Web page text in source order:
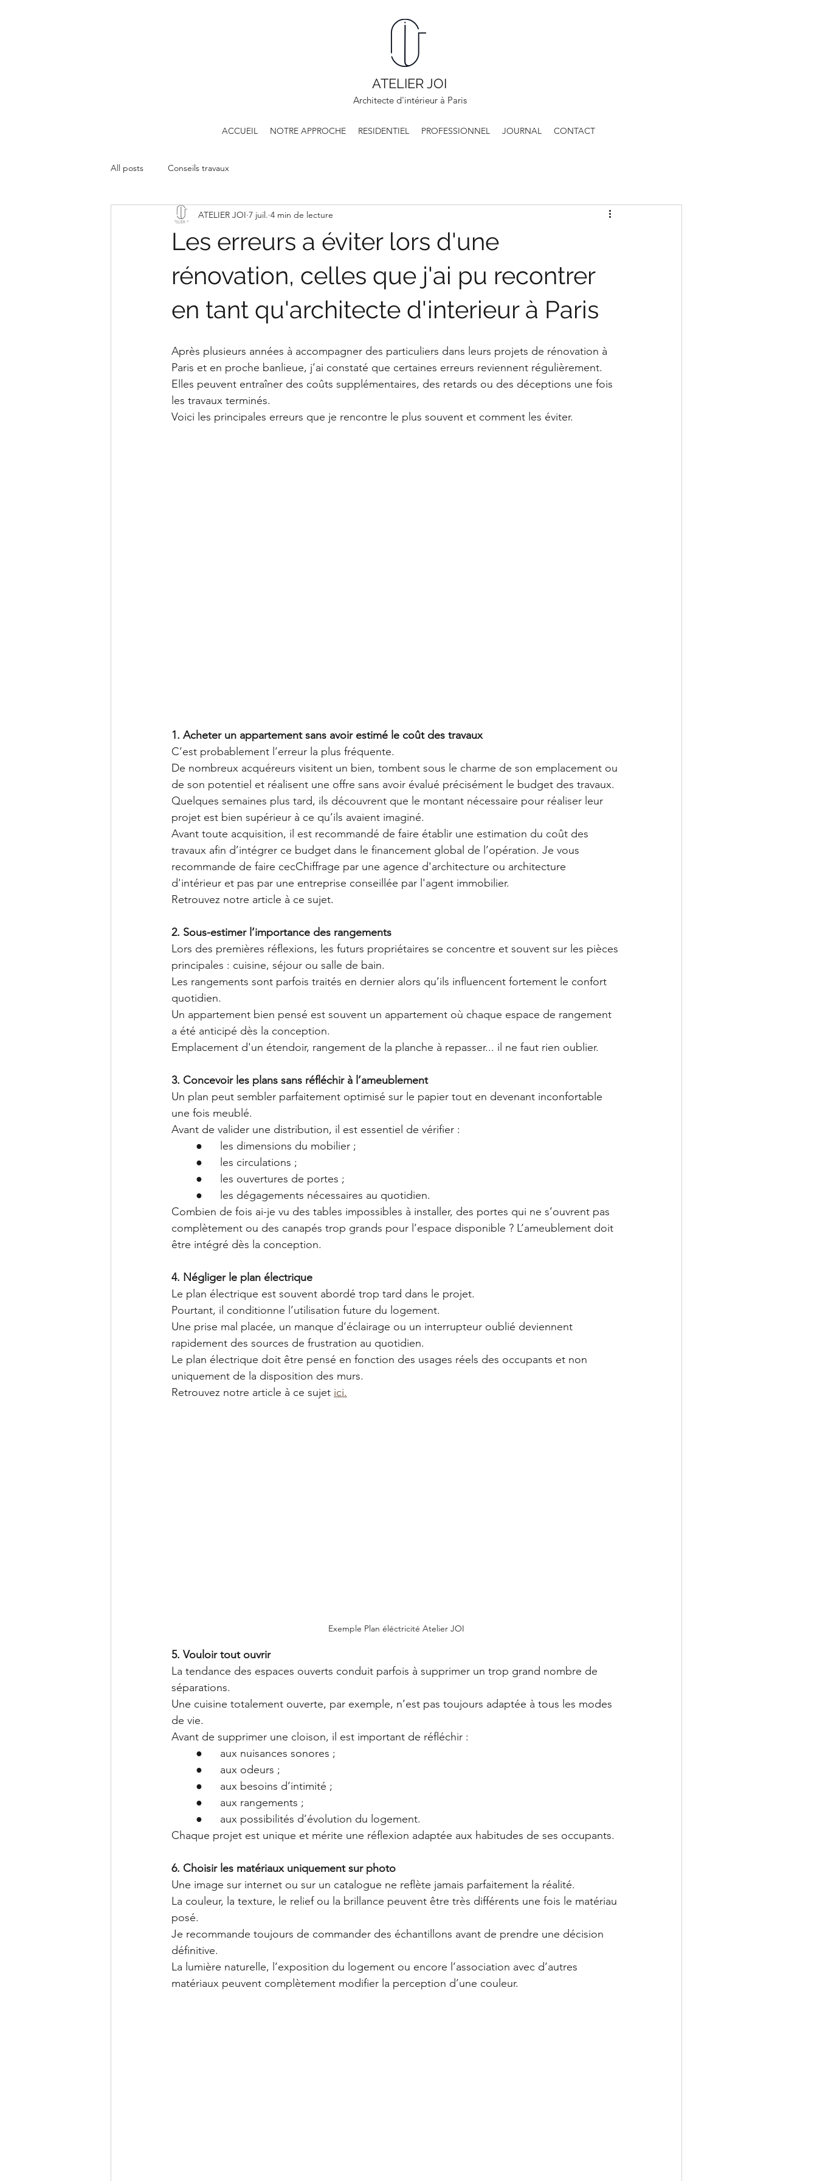
ATELIER JOI
Architecte d'intérieur à Paris
ACCUEIL NOTRE APPROCHE RESIDENTIEL PROFESSIONNEL JOURNAL CONTACT
All posts Conseils travaux
Les erreurs a éviter lors d'une
rénovation, celles que j'ai pu recontrer
en tant qu'architecte d'interieur à Paris
ATELIER JOI 7 juil. 4 min de lecture
Après plusieurs années à accompagner des particuliers dans leurs projets de rénovation à
Paris et en proche banlieue, j’ai constaté que certaines erreurs reviennent régulièrement.
Elles peuvent entraîner des coûts supplémentaires, des retards ou des déceptions une fois
les travaux terminés.
Voici les principales erreurs que je rencontre le plus souvent et comment les éviter.
1. Acheter un appartement sans avoir estimé le coût des travaux
C’est probablement l’erreur la plus fréquente.
De nombreux acquéreurs visitent un bien, tombent sous le charme de son emplacement ou
de son potentiel et réalisent une offre sans avoir évalué précisément le budget des travaux.
Quelques semaines plus tard, ils découvrent que le montant nécessaire pour réaliser leur
projet est bien supérieur à ce qu’ils avaient imaginé.
Avant toute acquisition, il est recommandé de faire établir une estimation du coût des
travaux afin d’intégrer ce budget dans le financement global de l’opération. Je vous
recommande de faire cecChiffrage par une agence d'architecture ou architecture
d'intérieur et pas par une entreprise conseillée par l'agent immobilier.
Retrouvez notre article à ce sujet.
2. Sous-estimer l’importance des rangements
Lors des premières réflexions, les futurs propriétaires se concentre et souvent sur les pièces
principales : cuisine, séjour ou salle de bain.
Les rangements sont parfois traités en dernier alors qu’ils influencent fortement le confort
quotidien.
Un appartement bien pensé est souvent un appartement où chaque espace de rangement
a été anticipé dès la conception.
Emplacement d'un étendoir, rangement de la planche à repasser... il ne faut rien oublier.
3. Concevoir les plans sans réfléchir à l’ameublement
Un plan peut sembler parfaitement optimisé sur le papier tout en devenant inconfortable
une fois meublé.
Avant de valider une distribution, il est essentiel de vérifier :
	●	les dimensions du mobilier ;
	●	les circulations ;
	●	les ouvertures de portes ;
	●	les dégagements nécessaires au quotidien.
Combien de fois ai-je vu des tables impossibles à installer, des portes qui ne s’ouvrent pas
complètement ou des canapés trop grands pour l’espace disponible ? L’ameublement doit
être intégré dès la conception.
4. Négliger le plan électrique
Le plan électrique est souvent abordé trop tard dans le projet.
Pourtant, il conditionne l’utilisation future du logement.
Une prise mal placée, un manque d’éclairage ou un interrupteur oublié deviennent
rapidement des sources de frustration au quotidien.
Le plan électrique doit être pensé en fonction des usages réels des occupants et non
uniquement de la disposition des murs.
Retrouvez notre article à ce sujet ici.
Exemple Plan éléctricité Atelier JOI
5. Vouloir tout ouvrir
La tendance des espaces ouverts conduit parfois à supprimer un trop grand nombre de
séparations.
Une cuisine totalement ouverte, par exemple, n’est pas toujours adaptée à tous les modes
de vie.
Avant de supprimer une cloison, il est important de réfléchir :
	●	aux nuisances sonores ;
	●	aux odeurs ;
	●	aux besoins d’intimité ;
	●	aux rangements ;
	●	aux possibilités d’évolution du logement.
Chaque projet est unique et mérite une réflexion adaptée aux habitudes de ses occupants.
6. Choisir les matériaux uniquement sur photo
Une image sur internet ou sur un catalogue ne reflète jamais parfaitement la réalité.
La couleur, la texture, le relief ou la brillance peuvent être très différents une fois le matériau
posé.
Je recommande toujours de commander des échantillons avant de prendre une décision
définitive.
La lumière naturelle, l’exposition du logement ou encore l’association avec d’autres
matériaux peuvent complètement modifier la perception d’une couleur.